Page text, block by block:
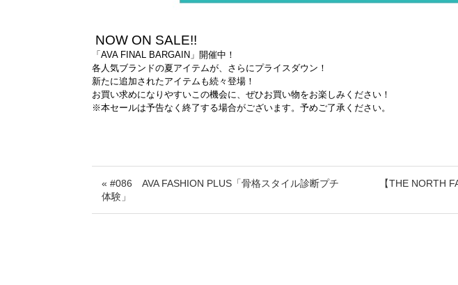
NOW ON SALE!!
「AVA FINAL BARGAIN」開催中！
各人気ブランドの夏アイテムが、さらにプライスダウン！
新たに追加されたアイテムも続々登場！
お買い求めになりやすいこの機会に、ぜひお買い物をお楽しみください！
※本セールは予告なく終了する場合がございます。予めご了承ください。
« #086 AVA FASHION PLUS「骨格スタイル診断プチ
体験」
【THE NORTH